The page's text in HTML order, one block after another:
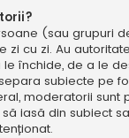
(sau grupuri
zi cu zi. Au
închide, de a le
subiecte pe
moderatorii sunt
iasă din subiect